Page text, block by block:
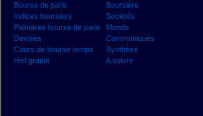
Bourse de paris
Indices boursiers
Palmares bourse de paris
Devises
Cours de bourse temps
réel gratuit
Boursière
Sociétés
Monde
Communiqués
Synthèse
A suivre